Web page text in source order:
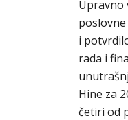
Upravno
i
rada i
Hine za
četiri od